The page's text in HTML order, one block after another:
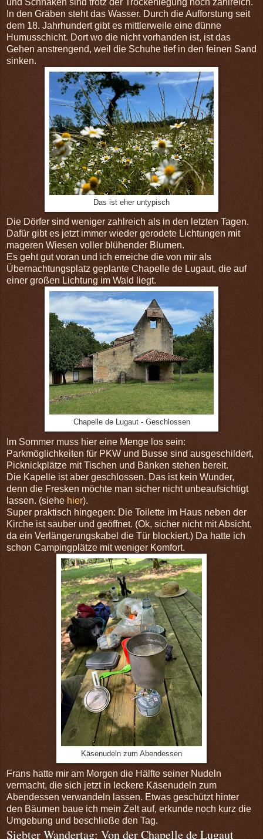
In den Gräben steht das Wasser. Durch die Aufforstung seit
dem 18. Jahrhundert gibt es mittlerweile eine dünne
Humusschicht. Dort wo die nicht vorhanden ist, ist das
Gehen anstrengend, weil die Schuhe tief in den feinen Sand
sinken.
Das ist eher untypisch
Die Dörfer sind weniger zahlreich als in den letzten Tagen.
Dafür gibt es jetzt immer wieder gerodete Lichtungen mit
mageren Wiesen voller blühender Blumen.
Es geht gut voran und ich erreiche die von mir als
Übernachtungsplatz geplante Chapelle de Lugaut, die auf
einer großen Lichtung im Wald liegt.
Chapelle de Lugaut - Geschlossen
Im Sommer muss hier eine Menge los sein:
Parkmöglichkeiten für PKW und Busse sind ausgeschildert,
Picknickplätze mit Tischen und Bänken stehen bereit.
Die Kapelle ist aber geschlossen. Das ist kein Wunder,
denn die Fresken möchte man sicher nicht unbeaufsichtigt
lassen. (siehe hier).
Super praktisch hingegen: Die Toilette im Haus neben der
Kirche ist sauber und geöffnet. (Ok, sicher nicht mit Absicht,
da ein Verlängerungskabel die Tür blockiert.) Da hatte ich
schon Campingplätze mit weniger Komfort.
Käsenudeln zum Abendessen
Frans hatte mir am Morgen die Hälfte seiner Nudeln
vermacht, die sich jetzt in leckere Käsenudeln zum
Abendessen verwandeln lassen. Etwas geschützt hinter
den Bäumen baue ich mein Zelt auf, erkunde noch kurz die
Umgebung und beschließe den Tag.
Siebter Wandertag: Von der Chapelle de Lugaut